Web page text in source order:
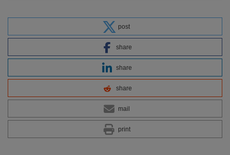
post
share
share
share
mail
print